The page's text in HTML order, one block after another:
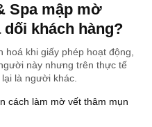
Spa mập mờ
khách hàng?
hoá khi giấy phép hoạt động,
này nhưng trên thực tế
là người khác.
cách làm mờ vết thâm mụn